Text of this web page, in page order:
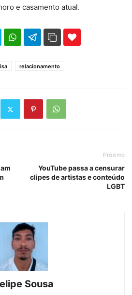
e casamento atual.
35
relacionamento
Próximo
YouTube passa a censurar
clipes de artistas e conteúdo
LGBT
Sousa